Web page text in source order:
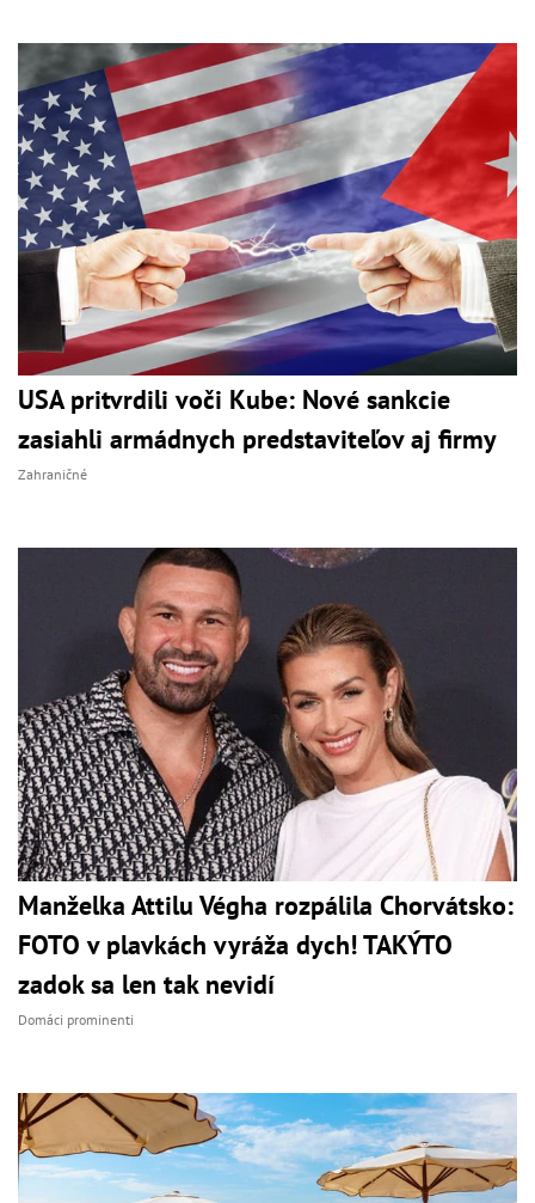
USA pritvrdili voči Kube: Nové sankcie
zasiahli armádnych predstaviteľov aj firmy
Zahraničné
Manželka Attilu Végha rozpálila Chorvátsko:
FOTO v plavkách vyráža dych! TAKÝTO
zadok sa len tak nevidí
Domáci prominenti